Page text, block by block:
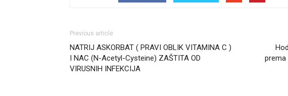
Previous article
NATRIJ ASKORBAT ( PRAVI OBLIK VITAMINA C )
I NAC (N-Acetyl-Cysteine) ZAŠTITA OD
VIRUSNIH INFEKCIJA
prema